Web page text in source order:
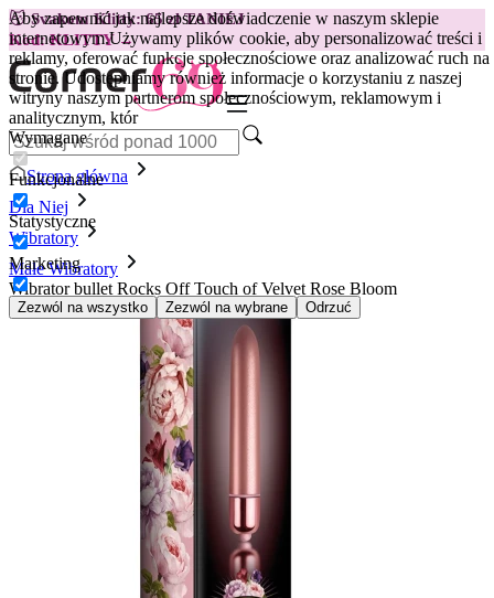
Aby zapewnić jak najlepsze doświadczenie w naszym sklepie
internetowym.Używamy plików cookie, aby personalizować treści i
reklamy, oferować funkcje społecznościowe oraz analizować ruch na
stronie. Udostępniamy również informacje o korzystaniu z naszej
witryny naszym partnerom społecznościowym, reklamowym i
analitycznym, któr
Wymagane
Funkcjonalne
Statystyczne
Marketing
Zezwól na wszystko Zezwól na wybrane Odrzuć
😽Svakom Klitty: 65 zł TANIEJ
Kod: KLITTY →
Strona główna
Dla Niej
Wibratory
Małe Wibratory
Wibrator bullet Rocks Off Touch of Velvet Rose Bloom